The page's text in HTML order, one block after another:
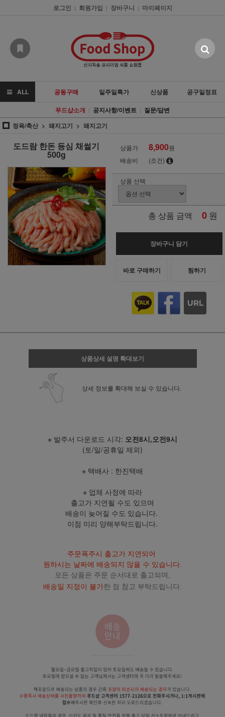
로그인 | 회원가입 | 장바구니 | 마이페이지
ALL 공동구매 일주일특가 신상품
공구일정표
푸드샵소개 | 공지사항/이벤트 | 질문/답변
정육/축산
돼지고기 돼지고기
도드람 한돈 등심 채썰기
500g
상품가 8,900원
배송비
(조건)
상품 선택
총 상품 금액 0 원
장바구니 담기
바로 구매하기 찜하기
상품상세 설명 확대보기
상세 정보를 확대해 보실 수 있습니다.
※ 발주서 다운로드 시각: 오전8시,오전9시
(토/일/공휴일 제외)
※ 택배사 : 한진택배
※ 업체 사정에 따라
출고가 지연될 수도 있으며
배송이 늦어질 수도 있습니다.
이점 미리 양해부탁드립니다.
주문폭주시 출고가 지연되어
원하시는 날짜에 배송되지 않을 수 있습니다.
모든 상품은 주문 순서대로 출고되며,
배송일 지정이 불가한 점 참고 부탁드립니다.